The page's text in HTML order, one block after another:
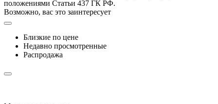
положениями Статьи 437 ГК РФ.
Возможно, вас это заинтересует
Близкие по цене
Недавно просмотренные
Распродажа